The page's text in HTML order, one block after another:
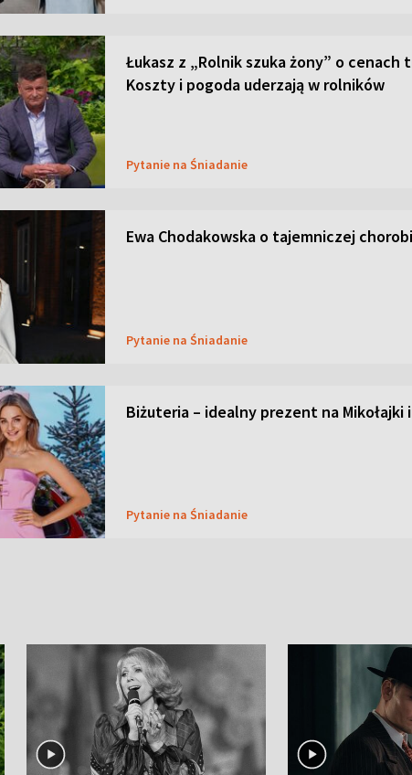
Łukasz z „Rolnik szuka żony” o cenach
Koszty i pogoda uderzają w rolników
Pytanie na Śniadanie
Ewa Chodakowska o tajemniczej
Pytanie na Śniadanie
Biżuteria – idealny prezent na Mikołajki
Pytanie na Śniadanie